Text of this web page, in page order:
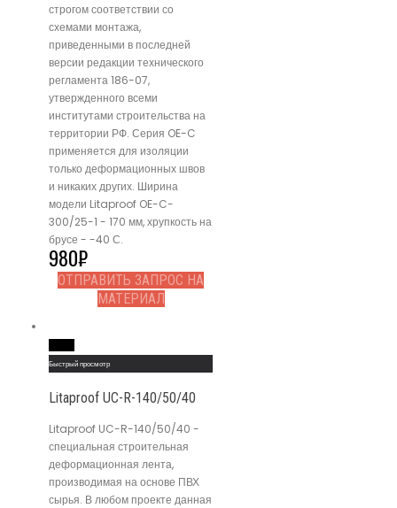
строгом соответствии со
схемами монтажа,
приведенными в последней
версии редакции технического
регламента 186-07,
утвержденного всеми
институтами строительства на
территории РФ. Серия OE-C
применяется для изоляции
только деформационных швов
и никаких других. Ширина
модели Litaproof OE-C-
300/25-1 - 170 мм, хрупкость на
брусе - -40 С.
980₽
ОТПРАВИТЬ ЗАПРОС НА
МАТЕРИАЛ
Быстрый просмотр
Litaproof UC-R-140/50/40
Litaproof UC-R-140/50/40 -
специальная строительная
деформационная лента,
производимая на основе ПВХ
сырья. В любом проекте данная